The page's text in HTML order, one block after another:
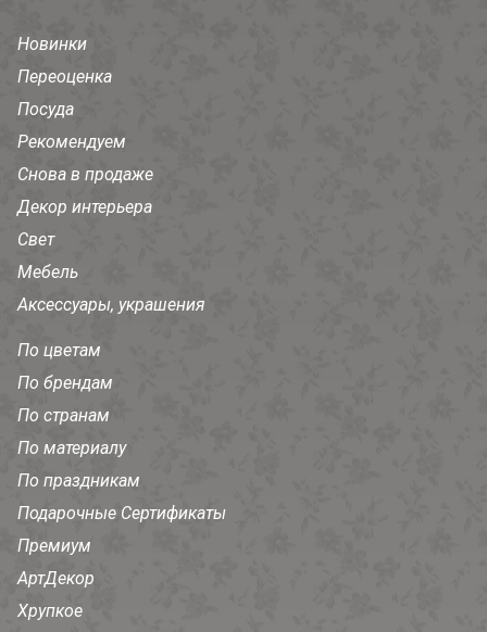
Новинки
Переоценка
Посуда
Рекомендуем
Снова в продаже
Декор интерьера
Свет
Мебель
Аксессуары, украшения
По цветам
По брендам
По странам
По материалу
По праздникам
Подарочные Сертификаты
Премиум
АртДекор
Хрупкое